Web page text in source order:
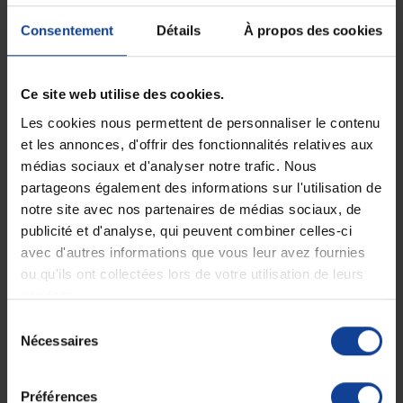
Consentement Détails À propos des cookies
Ce site web utilise des cookies.
Les cookies nous permettent de personnaliser le contenu
et les annonces, d'offrir des fonctionnalités relatives aux
médias sociaux et d'analyser notre trafic. Nous
partageons également des informations sur l'utilisation de
notre site avec nos partenaires de médias sociaux, de
publicité et d'analyse, qui peuvent combiner celles-ci
avec d'autres informations que vous leur avez fournies
ou qu'ils ont collectées lors de votre utilisation de leurs
services.
Nécessaires
Préférences
EN STOCK
Désinfectant Bactopin EN STOCK
Altogerm Autopercutant
EN STOCK
Aerosol bactéricide Détergent Ecolabel
Enzypin 5 litres